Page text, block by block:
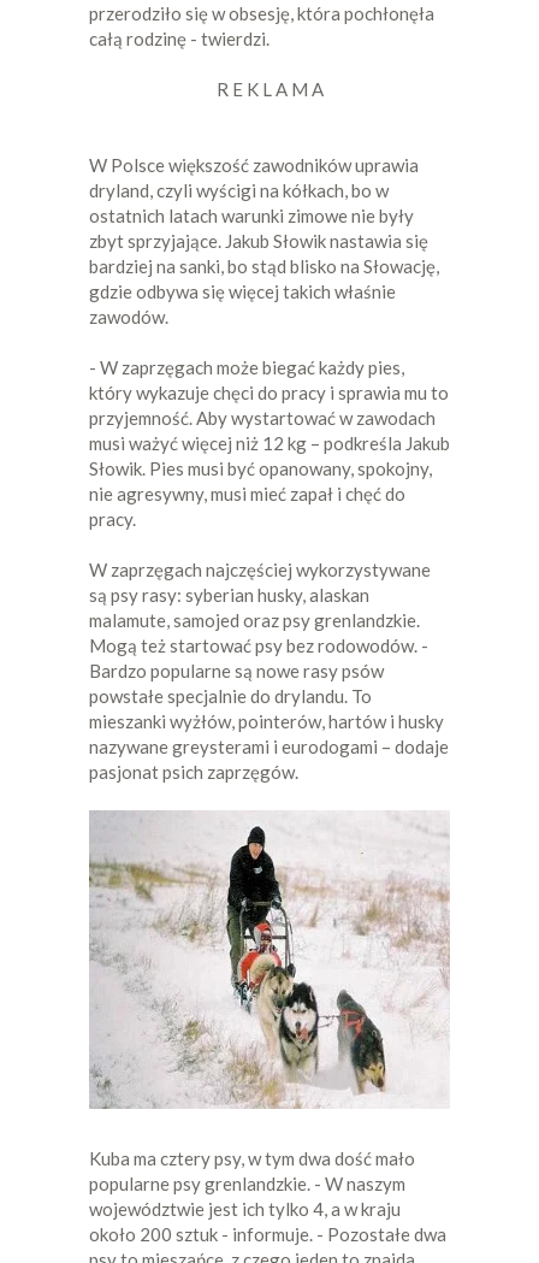
przerodziło się w obsesję, która pochłonęła
całą rodzinę - twierdzi.
R E K L A M A
W Polsce większość zawodników uprawia
dryland, czyli wyścigi na kółkach, bo w
ostatnich latach warunki zimowe nie były
zbyt sprzyjające. Jakub Słowik nastawia się
bardziej na sanki, bo stąd blisko na Słowację,
gdzie odbywa się więcej takich właśnie
zawodów.
- W zaprzęgach może biegać każdy pies,
który wykazuje chęci do pracy i sprawia mu to
przyjemność. Aby wystartować w zawodach
musi ważyć więcej niż 12 kg – podkreśla Jakub
Słowik. Pies musi być opanowany, spokojny,
nie agresywny, musi mieć zapał i chęć do
pracy.
W zaprzęgach najczęściej wykorzystywane
są psy rasy: syberian husky, alaskan
malamute, samojed oraz psy grenlandzkie.
Mogą też startować psy bez rodowodów. -
Bardzo popularne są nowe rasy psów
powstałe specjalnie do drylandu. To
mieszanki wyżłów, pointerów, hartów i husky
nazywane greysterami i eurodogami – dodaje
pasjonat psich zaprzęgów.
Kuba ma cztery psy, w tym dwa dość mało
popularne psy grenlandzkie. - W naszym
województwie jest ich tylko 4, a w kraju
około 200 sztuk - informuje. - Pozostałe dwa